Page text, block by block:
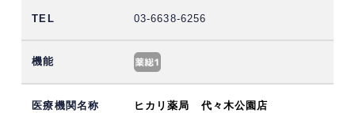
03-6638-6256
ヒカリ薬局 代々木公園店